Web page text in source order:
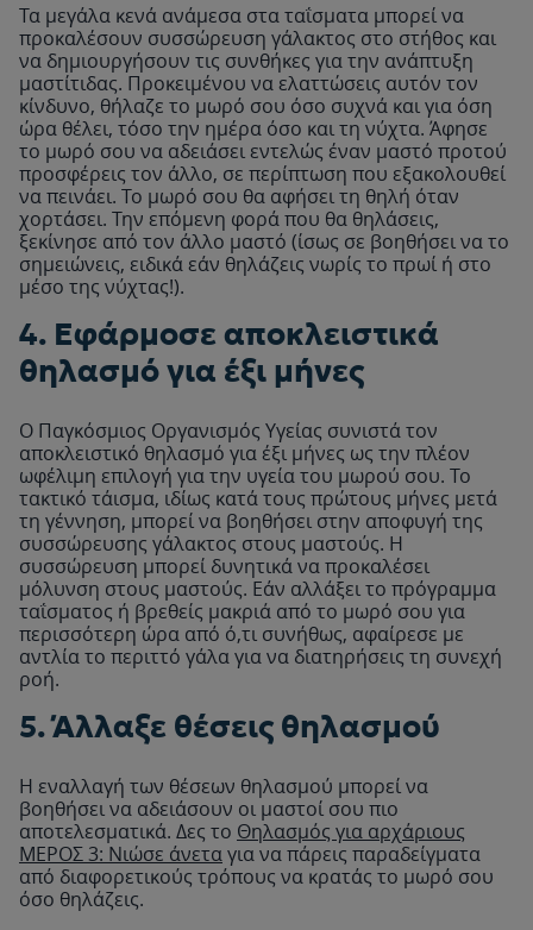
Τα μεγάλα κενά ανάμεσα στα ταΐσματα μπορεί να
προκαλέσουν συσσώρευση γάλακτος στο στήθος και
να δημιουργήσουν τις συνθήκες για την ανάπτυξη
μαστίτιδας. Προκειμένου να ελαττώσεις αυτόν τον
κίνδυνο, θήλαζε το μωρό σου όσο συχνά και για όση
ώρα θέλει, τόσο την ημέρα όσο και τη νύχτα. Άφησε
το μωρό σου να αδειάσει εντελώς έναν μαστό προτού
προσφέρεις τον άλλο, σε περίπτωση που εξακολουθεί
να πεινάει. Το μωρό σου θα αφήσει τη θηλή όταν
χορτάσει. Την επόμενη φορά που θα θηλάσεις,
ξεκίνησε από τον άλλο μαστό (ίσως σε βοηθήσει να το
σημειώνεις, ειδικά εάν θηλάζεις νωρίς το πρωί ή στο
μέσο της νύχτας!).
4. Εφάρμοσε αποκλειστικά
θηλασμό για έξι μήνες
Ο Παγκόσμιος Οργανισμός Υγείας συνιστά τον
αποκλειστικό θηλασμό για έξι μήνες ως την πλέον
ωφέλιμη επιλογή για την υγεία του μωρού σου. Το
τακτικό τάισμα, ιδίως κατά τους πρώτους μήνες μετά
τη γέννηση, μπορεί να βοηθήσει στην αποφυγή της
συσσώρευσης γάλακτος στους μαστούς. Η
συσσώρευση μπορεί δυνητικά να προκαλέσει
μόλυνση στους μαστούς. Εάν αλλάξει το πρόγραμμα
ταΐσματος ή βρεθείς μακριά από το μωρό σου για
περισσότερη ώρα από ό,τι συνήθως, αφαίρεσε με
αντλία το περιττό γάλα για να διατηρήσεις τη συνεχή
ροή.
5. Άλλαξε θέσεις θηλασμού
Η εναλλαγή των θέσεων θηλασμού μπορεί να
βοηθήσει να αδειάσουν οι μαστοί σου πιο
αποτελεσματικά. Δες το Θηλασμός για αρχάριους
ΜΕΡΟΣ 3: Νιώσε άνεταγια να πάρεις παραδείγματα
από διαφορετικούς τρόπους να κρατάς το μωρό σου
όσο θηλάζεις.